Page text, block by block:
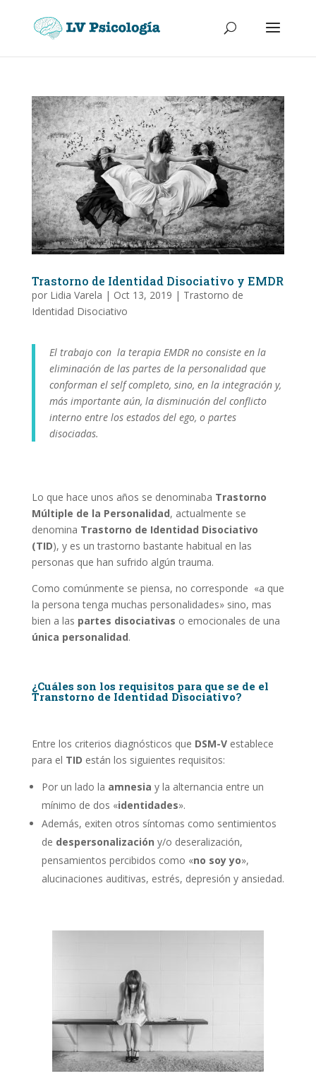
Trastorno de Identidad Disociativo y EMDR
por Lidia Varela | Oct 13, 2019 | Trastorno de
Identidad Disociativo
El trabajo con la terapia EMDR no consiste en la
eliminación de las partes de la personalidad que
conforman el self completo, sino, en la integración y,
más importante aún, la disminución del conflicto
interno entre los estados del ego, o partes
disociadas.
Lo que hace unos años se denominaba Trastorno
Múltiple de la Personalidad, actualmente se
denomina Trastorno de Identidad Disociativo
(TID), y es un trastorno bastante habitual en las
personas que han sufrido algún trauma.
Como comúnmente se piensa, no corresponde «a que
la persona tenga muchas personalidades» sino, mas
bien a las partes disociativas o emocionales de una
única personalidad.
¿Cuáles son los requisitos para que se de el
Transtorno de Identidad Disociativo?
Entre los criterios diagnósticos que DSM-Vestablece
para el TID están los siguientes requisitos:
Por un lado la amnesia y la alternancia entre un
mínimo de dos «identidades».
Además, exiten otros síntomas como sentimientos
de despersonalización y/o deseralización,
pensamientos percibidos como «no soy yo»,
alucinaciones auditivas, estrés, depresión y ansiedad.